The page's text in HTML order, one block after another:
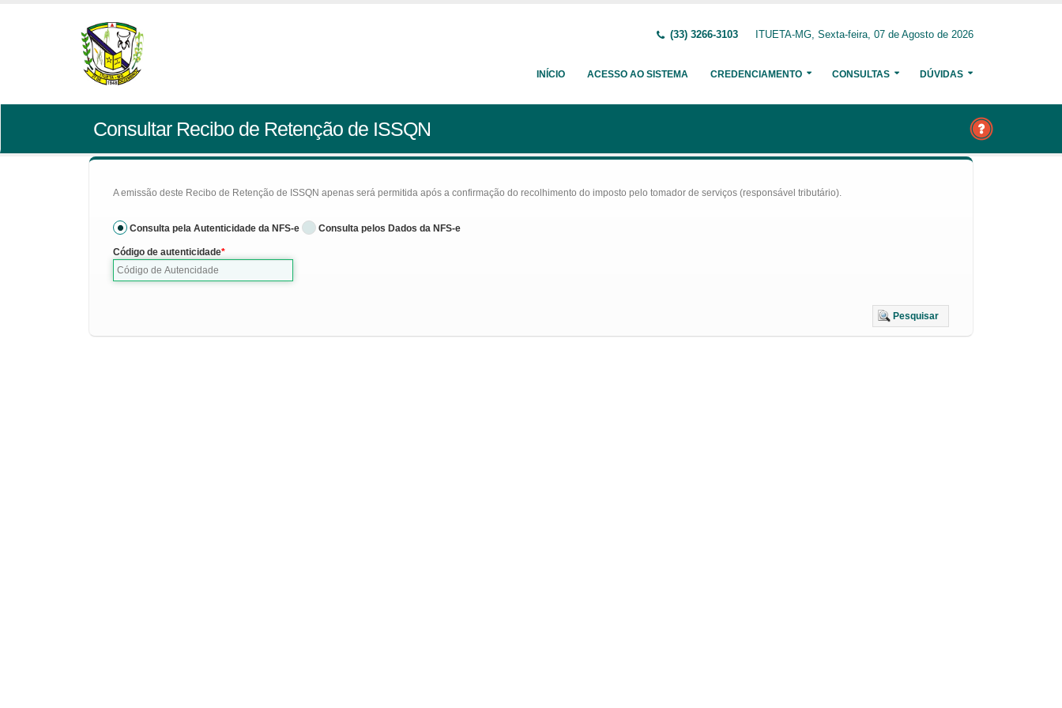
(33) 3266-3103 ITUETA-MG, Sexta-feira, 07 de Agosto de 2026
INÍCIO ACESSO AO SISTEMA CREDENCIAMENTO CONSULTAS DÚVIDAS
Consultar Recibo de Retenção de ISSQN
A emissão deste Recibo de Retenção de ISSQN apenas será permitida após a confirmação do recolhimento do imposto pelo tomador de serviços (responsável tributário).
Consulta pela Autenticidade da NFS-e Consulta pelos Dados da NFS-e
Código de autenticidade
Pesquisar